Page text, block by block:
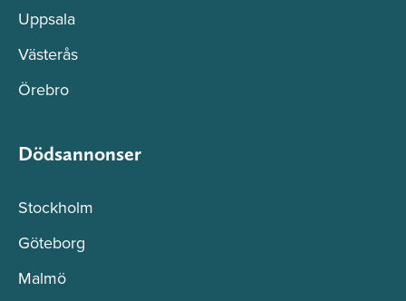
Uppsala
Västerås
Örebro
Dödsannonser
Stockholm
Göteborg
Malmö